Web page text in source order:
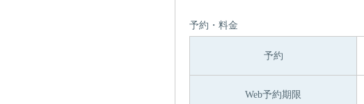
予約・料金
予約
Web予約期限